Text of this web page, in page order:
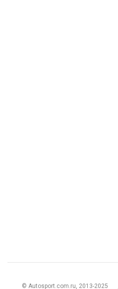
© Autosport.com.ru, 2013-2025